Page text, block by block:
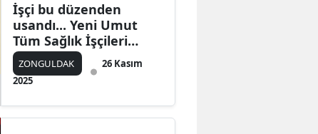
İşçi bu düzenden
usandı... Yeni Umut
Tüm Sağlık İşçileri
Sendikası!
ZONGULDAK
26 Kasım
2025